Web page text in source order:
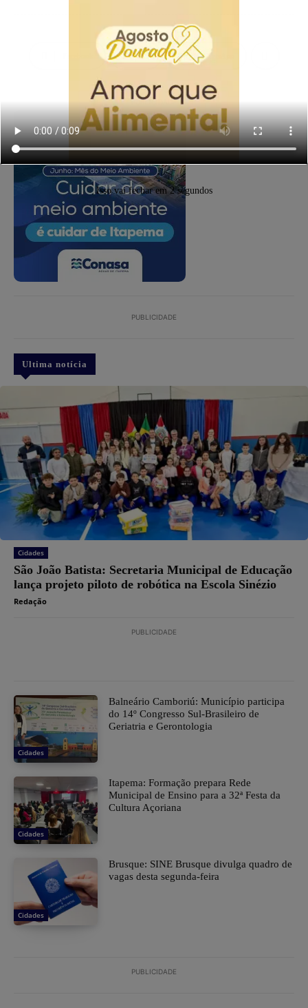
X WhatsApp
PUBLICIDADE
PUBLICIDADE
Ultima notícia
Cidades
São João Batista: Secretaria Municipal de Educação
lança projeto piloto de robótica na Escola Sinézio
Redação
PUBLICIDADE
Cidades
Balneário Camboriú: Município participa
do 14º Congresso Sul-Brasileiro de
Geriatria e Gerontologia
Cidades
Itapema: Formação prepara Rede
Municipal de Ensino para a 32ª Festa da
Cultura Açoriana
Cidades
Brusque: SINE Brusque divulga quadro de
vagas desta segunda-feira
PUBLICIDADE
Isso vai fechar em1segundos